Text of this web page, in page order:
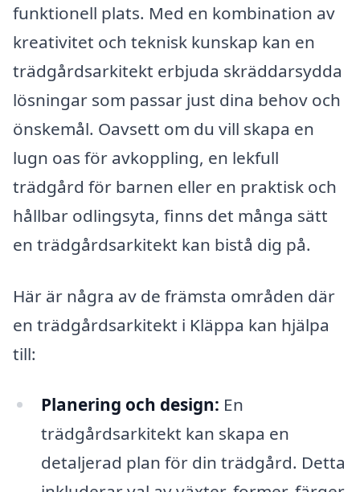
funktionell plats. Med en kombination av
kreativitet och teknisk kunskap kan en
trädgårdsarkitekt erbjuda skräddarsydda
lösningar som passar just dina behov och
önskemål. Oavsett om du vill skapa en
lugn oas för avkoppling, en lekfull
trädgård för barnen eller en praktisk och
hållbar odlingsyta, finns det många sätt
en trädgårdsarkitekt kan bistå dig på.
Här är några av de främsta områden där
en trädgårdsarkitekt i Kläppa kan hjälpa
till:
Planering och design: En
trädgårdsarkitekt kan skapa en
detaljerad plan för din trädgård. Detta